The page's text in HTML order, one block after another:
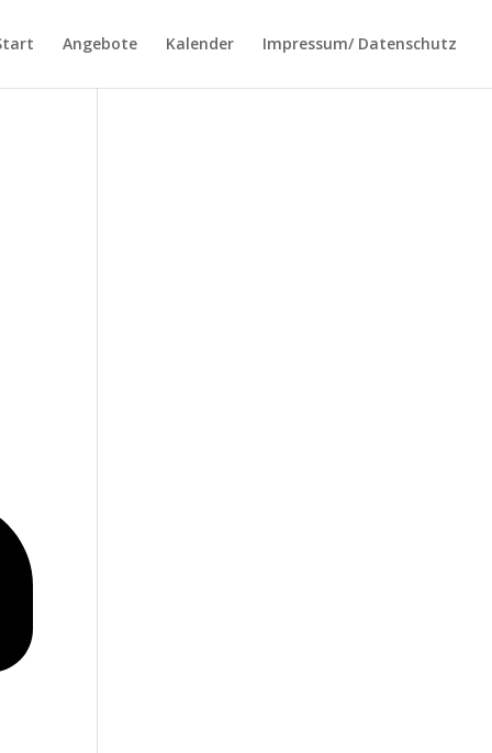
Angebote Kalender Impressum/ Datenschutz